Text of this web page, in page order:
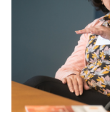
Opleiding
Kennis &